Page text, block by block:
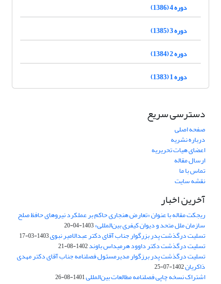
دوره 4 (1386)
دوره 3 (1385)
دوره 2 (1384)
دوره 1 (1383)
دسترسی سریع
صفحه اصلی
درباره نشریه
اعضای هیات تحریریه
ارسال مقاله
تماس با ما
نقشه سایت
آخرین اخبار
ریجکت مقاله با عنوان «تعارض هنجاری حاکم بر عملکرد نیروهای حافظ صلح
سازمان ملل متحد و دیوان کیفری بین‌المللی»1403-04-20
تسلیت درگذشت پدر بزرگوار جناب آقای دکتر عبدالامیر نبوی1403-03-17
تسلیت درگذشت دکتر داوود هرمیداس باوند1402-08-21
تسلیت درگذشت پدر برزگوار مدیرمسئول فصلنامه جناب آقای دکتر مهدی
ذاکریان1402-07-25
اشتراک نسخه چاپی فصلنامه مطالعات بین‌المللی1401-08-26